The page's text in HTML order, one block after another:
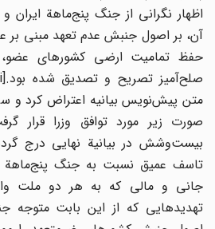
اظهار نگرانی از جنگ پنج‌ماهة ایران
آن، بر اصول جنبش عدم تعهد مبنی بر عدم
حفظ تمامیت ارضی کشورهای عضو،
متن پیش‌نویس بیانیه اعتراض کرد و
صورت زیر مورد توافق وزرا قرار
بیست‌وشش در بیانیة نهایی درج
تاسف عمیق نسبت به جنگ پنج‌ماهة
جانی و مالی که به هر دو ملت
تهدیدهایی که از این بابت متوجه